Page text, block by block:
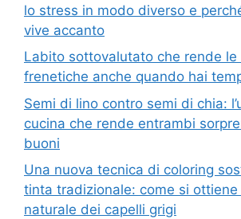
lo stress in modo diverso e
vive accanto
Labito sottovalutato che rende le
frenetiche anche quando hai
Semi di lino contro semi di chia:
cucina che rende entrambi
buoni
Una nuova tecnica di coloring
tinta tradizionale: come si ottiene
naturale dei capelli grigi